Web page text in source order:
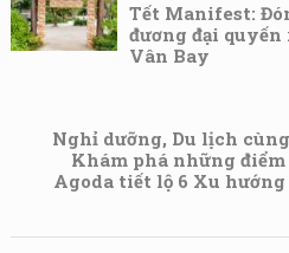
Tết Manifest:
đương đại quyến
Vân Bay
Nghỉ dưỡng, Du lịch
Khám phá những điểm
Agoda tiết lộ 6 Xu